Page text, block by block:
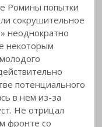
Ромины попытки
сокрушительное
неоднократно
некоторым
потенциального
в нем из-за
Не отрицал
фронте со